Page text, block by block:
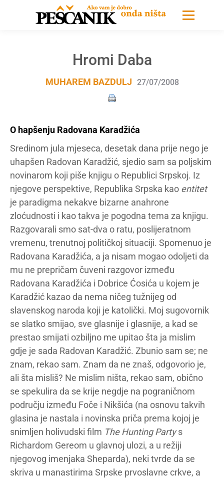
Hromi Daba
MUHAREM BAZDULJ 27/07/2008
O hapšenju Radovana Karadžića
Sredinom jula mjeseca, desetak dana prije nego je
uhapšen Radovan Karadžić, sjedio sam sa poljskim
novinarom koji piše knjigu o Republici Srpskoj. Iz
njegove perspektive, Republika Srpska kao entitet
je paradigma nekakve bizarne anahrone
zloćudnosti i kao takva je pogodna tema za knjigu.
Razgovarali smo sat-dva o ratu, poslijeratnom
vremenu, trenutnoj političkoj situaciji. Spomenuo je
Radovana Karadžića, a ja nisam mogao odoljeti da
mu ne prepričam čuveni razgovor između
Radovana Karadžića i Dobrice Ćosića u kojem je
Karadžić kazao da nema ničeg tužnijeg od
slavenskog naroda koji je katolički. Moj sugovornik
se slatko smijao, sve glasnije i glasnije, a kad se
prestao smijati ozbiljno me upitao šta ja mislim
gdje je sada Radovan Karadžić. Zbunio sam se; ne
znam, rekao sam. Znam da ne znaš, odgovorio je,
ali šta misliš? Ne mislim ništa, rekao sam, obično
se spekulira da se krije negdje na pograničnom
području između Foče i Nikšića (na osnovu takvih
glasina je nastala i novinska priča prema kojoj je
snimljen holivudski film The Hunting Partys
Richardom Gereom u glavnoj ulozi, a u režiji
njegovog imenjaka Sheparda), neki tvrde da se
skriva u manastirima Srpske prvoslavne crkve, a